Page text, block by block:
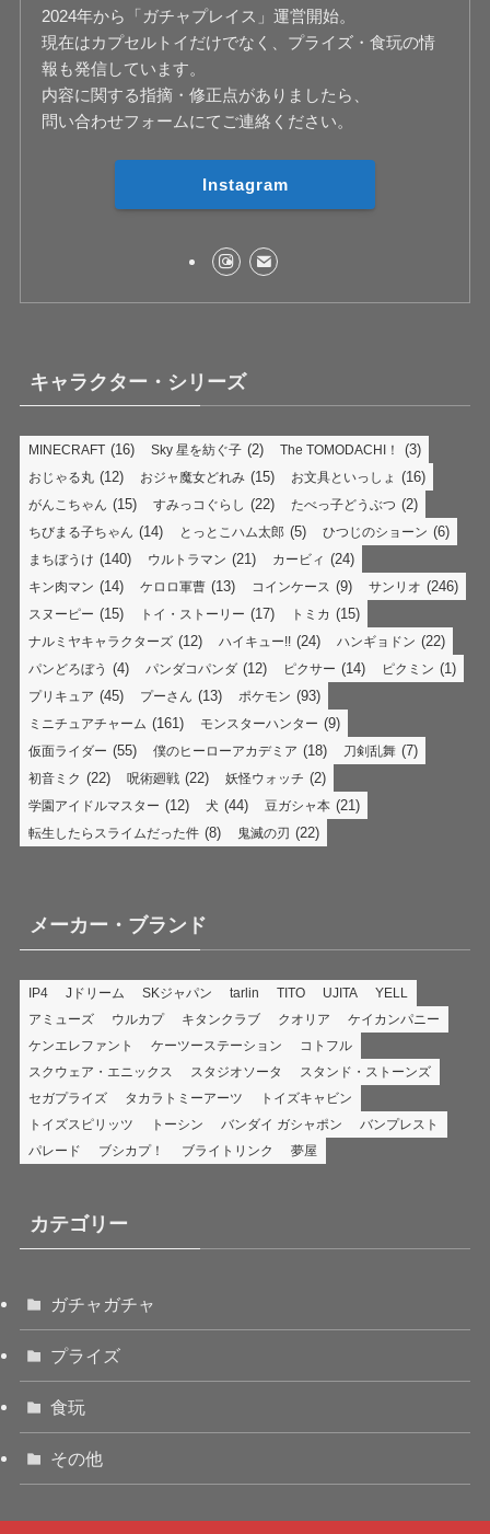
2024年から「ガチャプレイス」運営開始。
現在はカプセルトイだけでなく、プライズ・食玩の情
報も発信しています。
内容に関する指摘・修正点がありましたら、
問い合わせフォームにてご連絡ください。
Instagram
キャラクター・シリーズ
MINECRAFT (16) Sky 星を紡ぐ子 (2) The TOMODACHI！ (3)
おじゃる丸 (12) おジャ魔女どれみ (15) お文具といっしょ (16)
がんこちゃん (15) すみっコぐらし (22) たべっ子どうぶつ (2)
ちびまる子ちゃん (14) とっとこハム太郎 (5) ひつじのショーン (6)
まちぼうけ (140) ウルトラマン (21) カービィ (24)
キン肉マン (14) ケロロ軍曹 (13) コインケース (9) サンリオ (246)
スヌーピー (15) トイ・ストーリー (17) トミカ (15)
ナルミヤキャラクターズ (12) ハイキュー!! (24) ハンギョドン (22)
パンどろぼう (4) パンダコパンダ (12) ピクサー (14) ピクミン (1)
プリキュア (45) プーさん (13) ポケモン (93)
ミニチュアチャーム (161) モンスターハンター (9)
仮面ライダー (55) 僕のヒーローアカデミア (18) 刀剣乱舞 (7)
初音ミク (22) 呪術廻戦 (22) 妖怪ウォッチ (2)
学園アイドルマスター (12) 犬 (44) 豆ガシャ本 (21)
転生したらスライムだった件 (8) 鬼滅の刃 (22)
メーカー・ブランド
IP4 Jドリーム SKジャパン tarlin TITO UJITA
YELL
アミューズ
ウルカプ キタンクラブ クオリア
ケイカンパニー
ケンエレファント
ケーツーステーション
コトフル
スクウェア・エニックス
スタジオソータ
スタンド・ストーンズ
セガプライズ
タカラトミーアーツ
トイズキャビン
トイズスピリッツ
トーシン バンダイ ガシャポン
バンプレスト
パレード
ブシカプ！ ブライトリンク 夢屋
カテゴリー
ガチャガチャ
プライズ
食玩
その他